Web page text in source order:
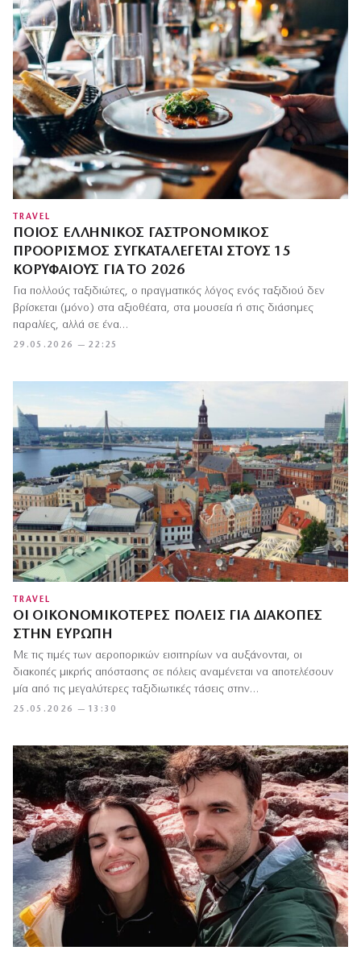
TRAVEL
ΠΟΙΟΣ ΕΛΛΗΝΙΚΌΣ ΓΑΣΤΡΟΝΟΜΙΚΌΣ
ΠΡΟΟΡΙΣΜΌΣ ΣΥΓΚΑΤΑΛΈΓΕΤΑΙ ΣΤΟΥΣ 15
ΚΟΡΥΦΑΊΟΥΣ ΓΙΑ ΤΟ 2026
29.05.2026 — 22:25
Για πολλούς ταξιδιώτες, ο πραγματικός λόγος ενός ταξιδιού δεν
βρίσκεται (μόνο) στα αξιοθέατα, στα μουσεία ή στις διάσημες
παραλίες, αλλά σε ένα…
TRAVEL
ΟΙ ΟΙΚΟΝΟΜΙΚΌΤΕΡΕΣ ΠΌΛΕΙΣ ΓΙΑ ΔΙΑΚΟΠΈΣ
ΣΤΗΝ ΕΥΡΏΠΗ
25.05.2026 — 13:30
Με τις τιμές των αεροπορικών εισιτηρίων να αυξάνονται, οι
διακοπές μικρής απόστασης σε πόλεις αναμένεται να αποτελέσουν
μία από τις μεγαλύτερες ταξιδιωτικές τάσεις στην…